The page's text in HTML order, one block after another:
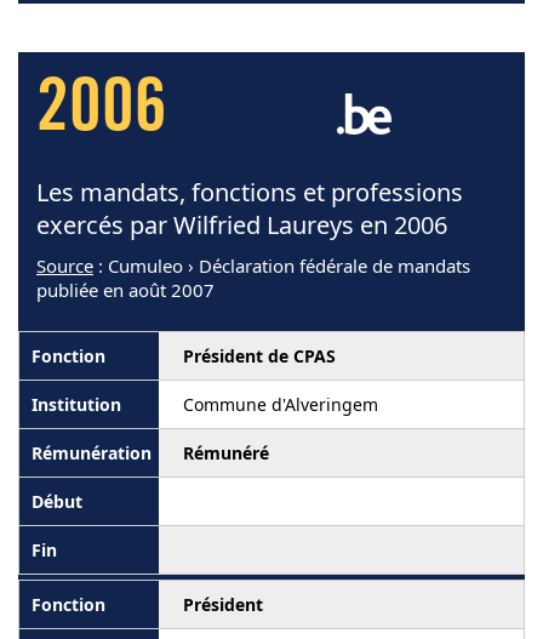
2006
Les mandats, fonctions et professions
exercés par Wilfried Laureys en 2006
Source : Cumuleo › Déclaration fédérale de mandats
publiée en août 2007
Président de CPAS
Commune d'Alveringem
Rémunéré
Président